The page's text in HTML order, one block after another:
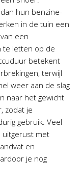
hun benzine-
in de tuin een
een
te letten op de
betekent
terwijl
weer aan de slag
naar het gewicht
zodat je
gebruik. Veel
uitgerust met
en
je nog